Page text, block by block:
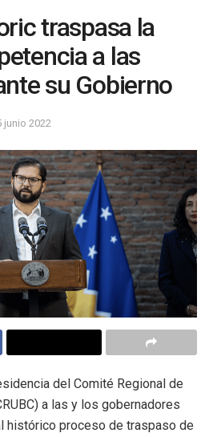
traspasa la
a las
su Gobierno
junio 2022
del Comité Regional de
a las y los gobernadores
histórico proceso de traspaso de